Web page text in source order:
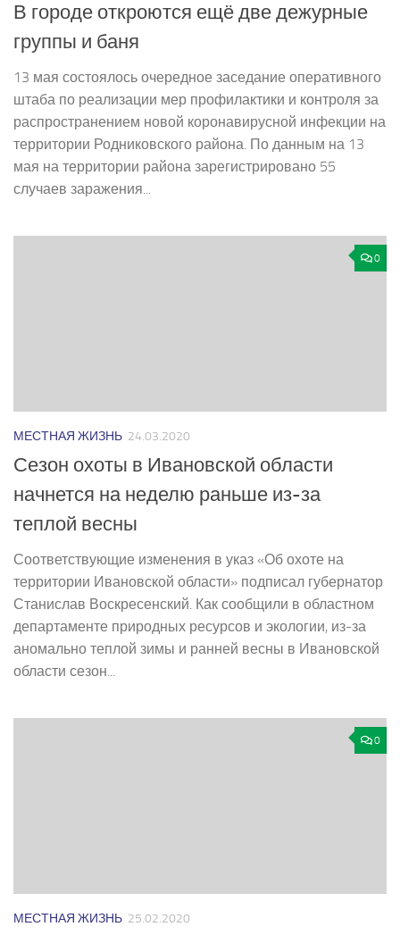
В городе откроются ещё две дежурные
группы и баня
13 мая состоялось очередное заседание оперативного
штаба по реализации мер профилактики и контроля за
распространением новой коронавирусной инфекции на
территории Родниковского района. По данным на 13
мая на территории района зарегистрировано 55
случаев заражения...
0
МЕСТНАЯ ЖИЗНЬ 24.03.2020
Сезон охоты в Ивановской области
начнется на неделю раньше из-за
теплой весны
Соответствующие изменения в указ «Об охоте на
территории Ивановской области» подписал губернатор
Станислав Воскресенский. Как сообщили в областном
департаменте природных ресурсов и экологии, из-за
аномально теплой зимы и ранней весны в Ивановской
области сезон...
0
МЕСТНАЯ ЖИЗНЬ 25.02.2020